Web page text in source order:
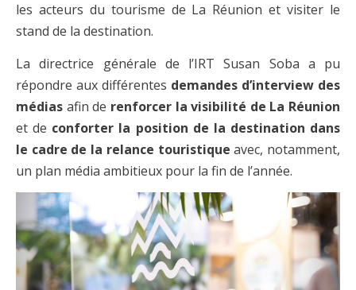
les acteurs du tourisme de La Réunion et visiter le
stand de la destination.
La directrice générale de l’IRT Susan Soba a pu
répondre aux différentes demandes d’interview des
médias afin de renforcer la visibilité de La Réunion
et de conforter la position de la destination dans
le cadre de la relance touristique avec, notamment,
un plan média ambitieux pour la fin de l’année.
Previous Next